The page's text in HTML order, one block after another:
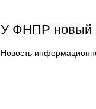
У ФНПР новый
Новость